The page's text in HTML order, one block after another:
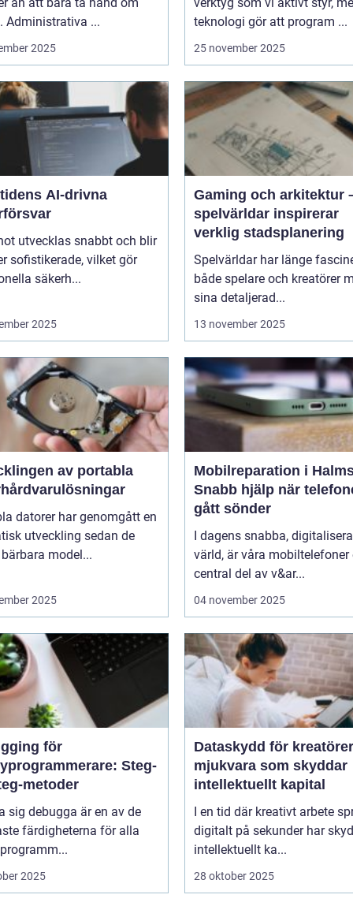
Administrativa ...
2025
teknologi gör att program ...
25 november 2025
AI-drivna
utvecklas snabbt och blir
sofistikerade, vilket gör
säkerh...
2025
Gaming och arkitektur
spelvärldar inspirerar
verklig stadsplanering
Spelvärldar har länge
både spelare och kreatörer
sina detaljerad...
13 november 2025
av portabla
datorer har genomgått en
utveckling sedan de
model...
2025
Mobilreparation i
Snabb hjälp när
gått sönder
I dagens snabba,
värld, är våra mobiltelefoner
central del av v&ar...
04 november 2025
för
Steg-
metoder
sig debugga är en av de
färdigheterna för alla
2025
Dataskydd för
mjukvara som skyddar
intellektuellt kapital
I en tid där kreativt arbete
digitalt på sekunder har
intellektuellt ka...
28 oktober 2025